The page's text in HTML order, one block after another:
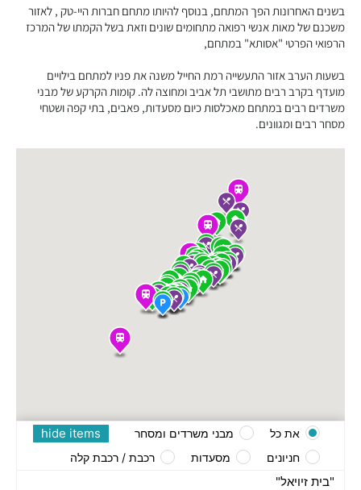
בשנים האחרונות הפך המתחם, בנוסף להיותו מתחם חברות היי-טק , לאזור
משכנם של מאות אנשי רפואה מתחומים שונים וזאת בשל הקמתו של המרכז
הרפואי הפרטי "אסותא" במתחם,
בשעות הערב אזור התעשייה רמת החייל משנה את פניו למתחם בילויים
מועדף בקרב רבים מתושבי תל אביב ומחוצה לה. קומות הקרקע של מבני
משרדים רבים במתחם מאכלסות כיום מסעדות, פאבים, בתי קפה ושטחי
מסחר רבים ומגוונים.
"בית זיויאל"
hide items את כל
מבני משרדים ומסחר
חניונים
מסעדות רכבת / רכבת קלה